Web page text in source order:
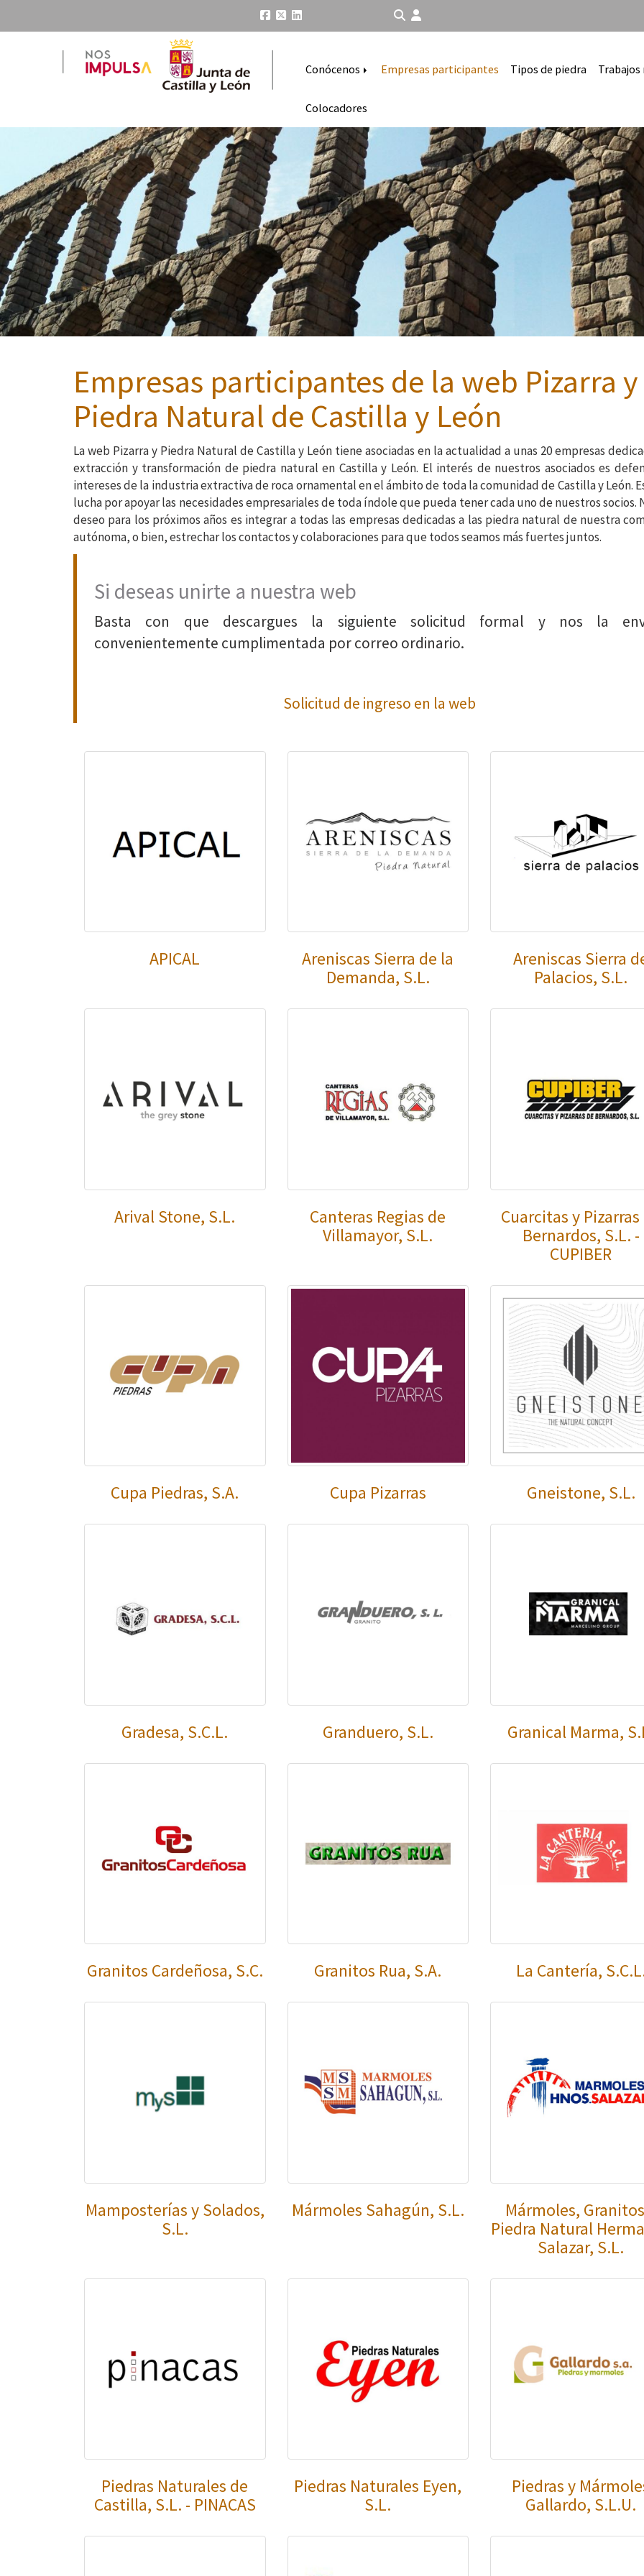
Conócenos Empresas participantes Tipos de piedra
Colocadores
Empresas participantes de la web Pizarra y
Piedra Natural de Castilla y León
La web Pizarra y Piedra Natural de Castilla y León tiene asociadas en la actualidad a unas 20 empresas
extracción y transformación de piedra natural en Castilla y León. El interés de nuestros asociados es
intereses de la industria extractiva de roca ornamental en el ámbito de toda la comunidad de Castilla y León.
lucha por apoyar las necesidades empresariales de toda índole que pueda tener cada uno de nuestros socios.
deseo para los próximos años es integrar a todas las empresas dedicadas a las piedra natural de nuestra
autónoma, o bien, estrechar los contactos y colaboraciones para que todos seamos más fuertes juntos.
Si deseas unirte a nuestra web
Basta con que descargues la siguiente solicitud formal y nos la
convenientemente cumplimentada por correo ordinario.
Solicitud de ingreso en la web
APICAL
Areniscas Sierra de la
Demanda, S.L.
Areniscas Sierra
Palacios, S.L.
Arival Stone, S.L.
Canteras Regias de
Villamayor, S.L.
Cuarcitas y Pizarras
Bernardos, S.L. -
CUPIBER
Cupa Piedras, S.A. Cupa Pizarras Gneistone, S.L.
Gradesa, S.C.L. Granduero, S.L. Granical Marma,
Granitos Cardeñosa, S.C. Granitos Rua, S.A. La Cantería,
Mamposterías y Solados,
S.L.
Mármoles Sahagún, S.L.
Mármoles,
Piedra Natural
Salazar, S.L.
Piedras Naturales de
Castilla, S.L. - PINACAS
Piedras Naturales Eyen,
S.L.
Piedras y
Gallardo, S.L.U.